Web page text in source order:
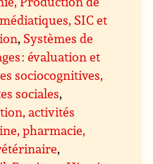
SIC et
, Systèmes de
: évaluation et
sociocognitives,
sociales,
activités
pharmacie,
,